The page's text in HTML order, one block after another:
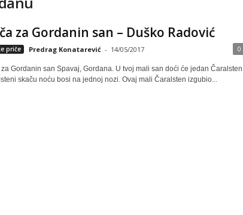
za Gordanin san – Duško Radović
priče Predrag Konatarević - 14/05/2017 0
za Gordanin san Spavaj, Gordana. U tvoj mali san doći će jedan Čaralsten.
skaču noću bosi na jednoj nozi. Ovaj mali Čaralsten izgubio...